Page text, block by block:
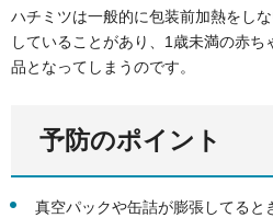
ハチミツは一般的に包装前加熱をし
していることがあり、1歳未満の赤
品となってしまうのです。
予防のポイント
真空パックや缶詰が膨張してると